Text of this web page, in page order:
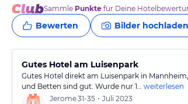
Sammle Punkte für Deine
Bewerten Bilder hochladen
Gutes Hotel am Luisenpark
Gutes Hotel direkt am Luisenpark in
und Betten sind gut. Wurde nur 1… weiterlesen
Jerome31-35 • Juli 2023